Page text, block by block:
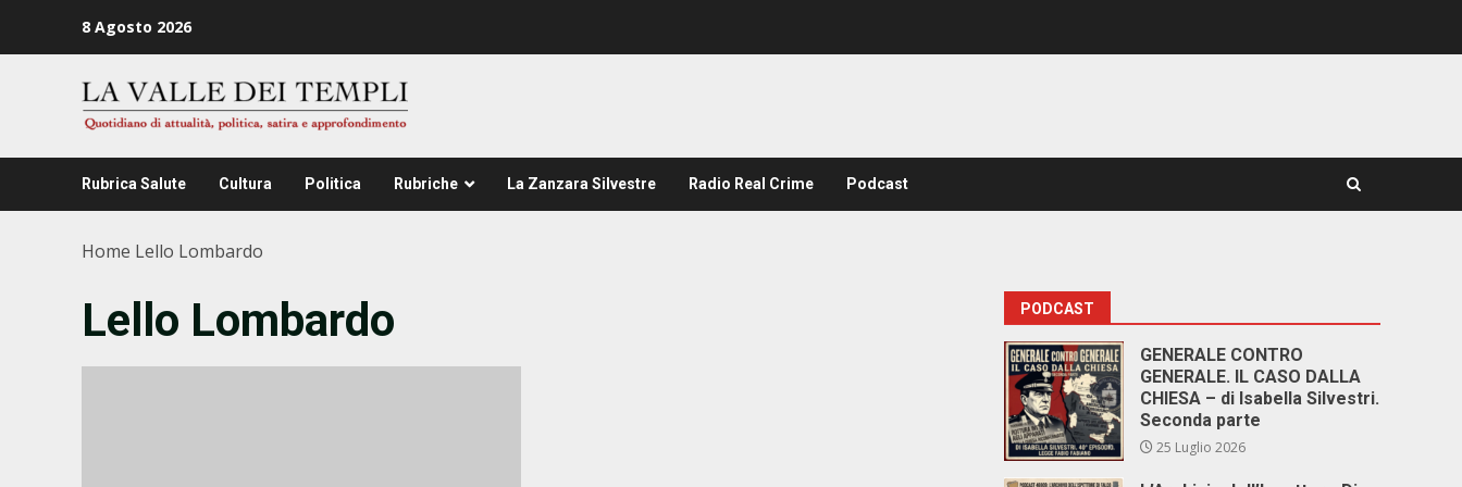
8 Agosto 2026
Rubrica Salute Cultura Politica Rubriche La Zanzara Silvestre Radio Real Crime Podcast
Home Lello Lombardo
Lello Lombardo PODCAST
GENERALE CONTRO
GENERALE. IL CASO DALLA
CHIESA – di Isabella Silvestri.
Seconda parte
25 Luglio 2026